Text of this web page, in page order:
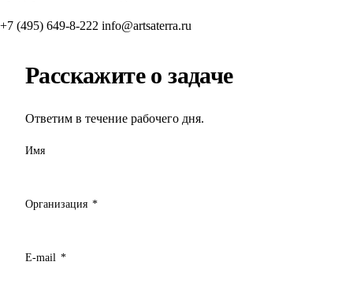
+7 (495) 649-8-222 info@artsaterra.ru
Расскажите о задаче
Ответим в течение рабочего дня.
Имя
Организация *
E-mail *